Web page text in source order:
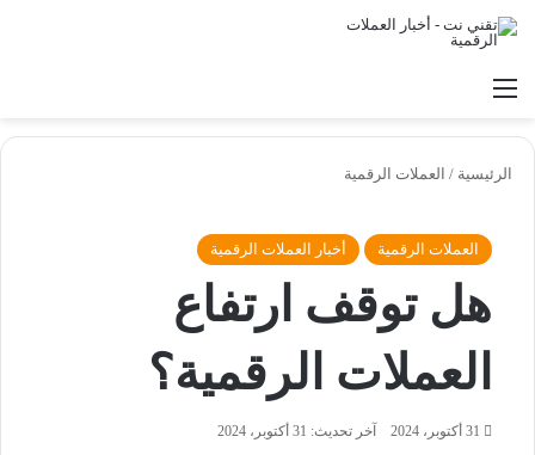
القائمة
الرئيسية / العملات الرقمية
العملات الرقمية أخبار العملات الرقمية
هل توقف ارتفاع
العملات الرقمية؟
31 أكتوبر، 2024 آخر تحديث: 31 أكتوبر، 2024